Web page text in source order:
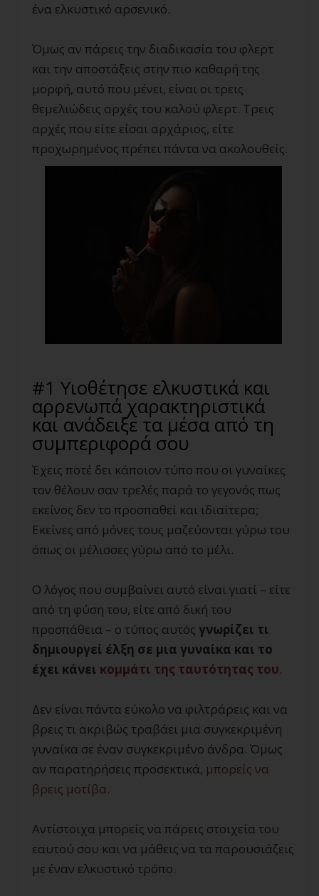
ένα ελκυστικό αρσενικό.
Όμως αν πάρεις την διαδικασία του φλερτ
και την αποστάξεις στην πιο καθαρή της
μορφή, αυτό που μένει, είναι οι τρεις
θεμελιώδεις αρχές του καλού φλερτ. Τρεις
αρχές που είτε είσαι αρχάριος, είτε
προχωρημένος πρέπει πάντα να ακολουθείς.
#1 Υιοθέτησε ελκυστικά και
αρρενωπά χαρακτηριστικά
και ανάδειξε τα μέσα από τη
συμπεριφορά σου
Έχεις ποτέ δει κάποιον τύπο που οι γυναίκες
τον θέλουν σαν τρελές παρά το γεγονός πως
εκείνος δεν το προσπαθεί και ιδιαίτερα;
Εκείνες από μόνες τους μαζεύονται γύρω του
όπως οι μέλισσες γύρω από το μέλι.
Ο λόγος που συμβαίνει αυτό είναι γιατί – είτε
από τη φύση του, είτε από δική του
προσπάθεια – ο τύπος αυτός γνωρίζει τι
δημιουργεί έλξη σε μια γυναίκα και το
έχει κάνει κομμάτι της ταυτότητας του.
Δεν είναι πάντα εύκολο να φιλτράρεις και να
βρεις τι ακριβώς τραβάει μια συγκεκριμένη
γυναίκα σε έναν συγκεκριμένο άνδρα. Όμως
αν παρατηρήσεις προσεκτικά, μπορείς να
βρεις μοτίβα.
Αντίστοιχα μπορείς να πάρεις στοιχεία του
εαυτού σου και να μάθεις να τα παρουσιάζεις
με έναν ελκυστικό τρόπο.